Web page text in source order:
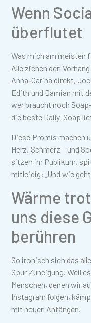
Wenn
überflutet
Was mich am meisten
Alle ziehen den
Anna‑Carina direkt,
Edith und Damian mit
wer braucht noch
die beste Daily-Soap
Diese Promis machen
Herz, Schmerz – und
sitzen im Publikum,
mitleidig: „Und wie
Wärme
uns diese
berühren
So ironisch sich das
Spur Zuneigung. Weil
Menschen, denen wir
Instagram folgen,
mit neuen Anfängen.